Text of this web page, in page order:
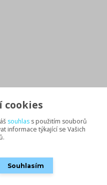
cookies
souhlas s použitím souborů
informace týkající se Vašich
Souhlasím